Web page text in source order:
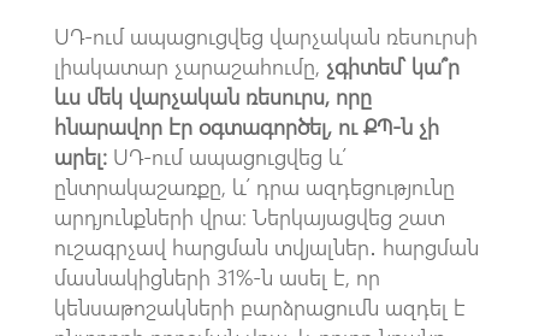
ՍԴ-ում ապացուցվեց վարչական ռեսուրսի
լիակատար չարաշահումը, չգիտեմ՝ կա՞ր
ևս մեկ վարչական ռեսուրս, որը
հնարավոր էր օգտագործել, ու ՔՊ-ն չի
արել։ ՍԴ-ում ապացուցվեց և՛
ընտրակաշառքը, և՛ դրա ազդեցությունը
արդյունքների վրա։ Ներկայացվեց շատ
ուշագրչավ հարցման տվյալներ․ հարցման
մասնակիցների 31%-ն ասել է, որ
կենսաթոշակների բարձրացումն ազդել է